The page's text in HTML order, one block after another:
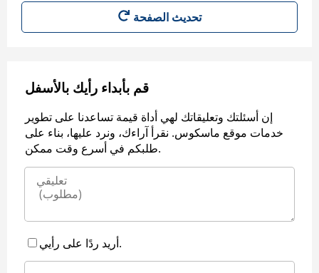
تحديث الصفحة
قم بأبداء رأيك بالأسفل
إن أسئلتك وتعليقاتك لهي أداة قيمة تساعدنا على تطوير
خدمات موقع ماسكوس. نقرأ آراءك، ونرد عليها، بناء على
طلبكم في أسرع وقت ممكن.
أريد ردًا على رأيي.